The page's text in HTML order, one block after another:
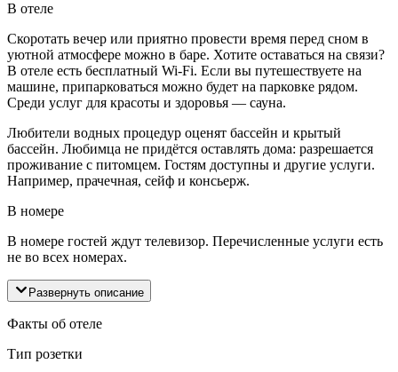
В отеле
Скоротать вечер или приятно провести время перед сном в
уютной атмосфере можно в баре. Хотите оставаться на связи?
В отеле есть бесплатный Wi-Fi. Если вы путешествуете на
машине, припарковаться можно будет на парковке рядом.
Среди услуг для красоты и здоровья — сауна.
Любители водных процедур оценят бассейн и крытый
бассейн. Любимца не придётся оставлять дома: разрешается
проживание с питомцем. Гостям доступны и другие услуги.
Например, прачечная, сейф и консьерж.
В номере
В номере гостей ждут телевизор. Перечисленные услуги есть
не во всех номерах.
Развернуть описание
Факты об отеле
Тип розетки